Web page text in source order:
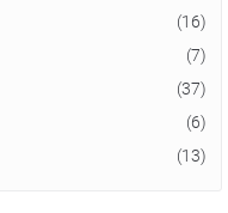
(16)
(7)
(37)
(6)
(13)